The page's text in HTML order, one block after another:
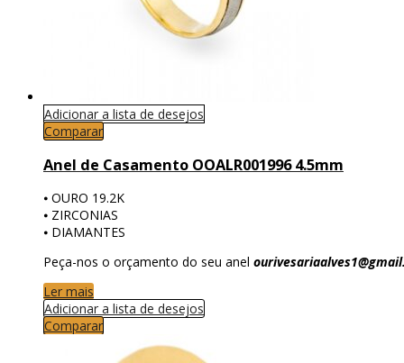
Adicionar a lista de desejos
Comparar
Anel de Casamento OOALR001996 4.5mm
⦁ OURO 19.2K
⦁ ZIRCONIAS
⦁ DIAMANTES
Peça-nos o orçamento do seu anel
Ler mais
Adicionar a lista de desejos
Comparar